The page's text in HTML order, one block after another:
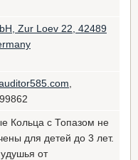
Zur Loev 22, 42489
Кольца с Топазом не
для детей до 3 лет.
от